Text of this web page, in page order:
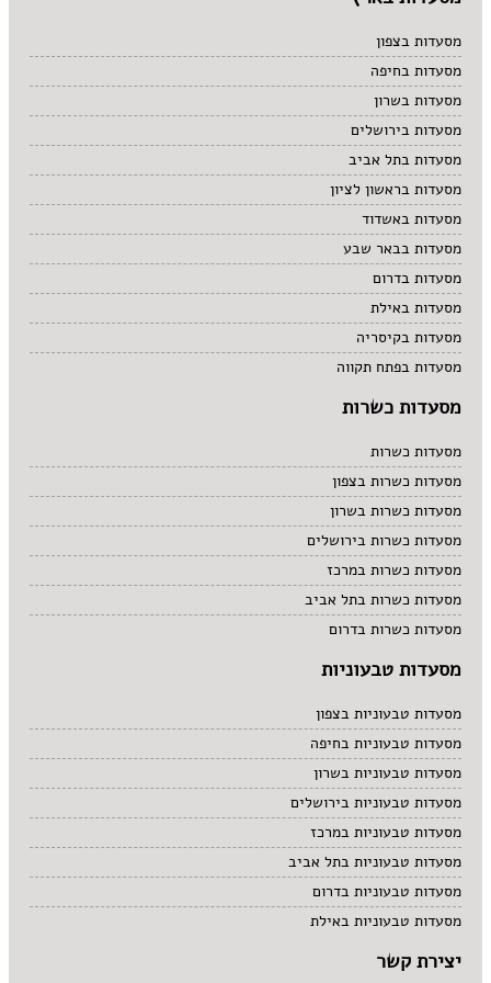
מסעדות בצפון
מסעדות בחיפה
מסעדות בשרון
מסעדות בירושלים
מסעדות בתל אביב
מסעדות בראשון לציון
מסעדות באשדוד
מסעדות בבאר שבע
מסעדות בדרום
מסעדות באילת
מסעדות בקיסריה
מסעדות בפתח תקווה
מסעדות כשרות
מסעדות כשרות
מסעדות כשרות בצפון
מסעדות כשרות בשרון
מסעדות כשרות בירושלים
מסעדות כשרות במרכז
מסעדות כשרות בתל אביב
מסעדות כשרות בדרום
מסעדות טבעוניות
מסעדות טבעוניות בצפון
מסעדות טבעוניות בחיפה
מסעדות טבעוניות בשרון
מסעדות טבעוניות בירושלים
מסעדות טבעוניות במרכז
מסעדות טבעוניות בתל אביב
מסעדות טבעוניות בדרום
מסעדות טבעוניות באילת
יצירת קשר